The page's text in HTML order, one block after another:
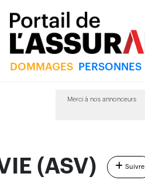
DOMMAGES PERSONNES
Merci à nos annonceurs
(ASV) Suivre